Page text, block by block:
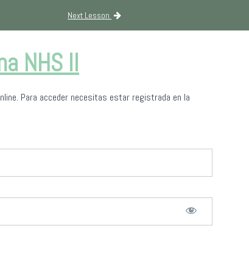
Next Lesson
NHS II
Para acceder necesitas estar registrada en la